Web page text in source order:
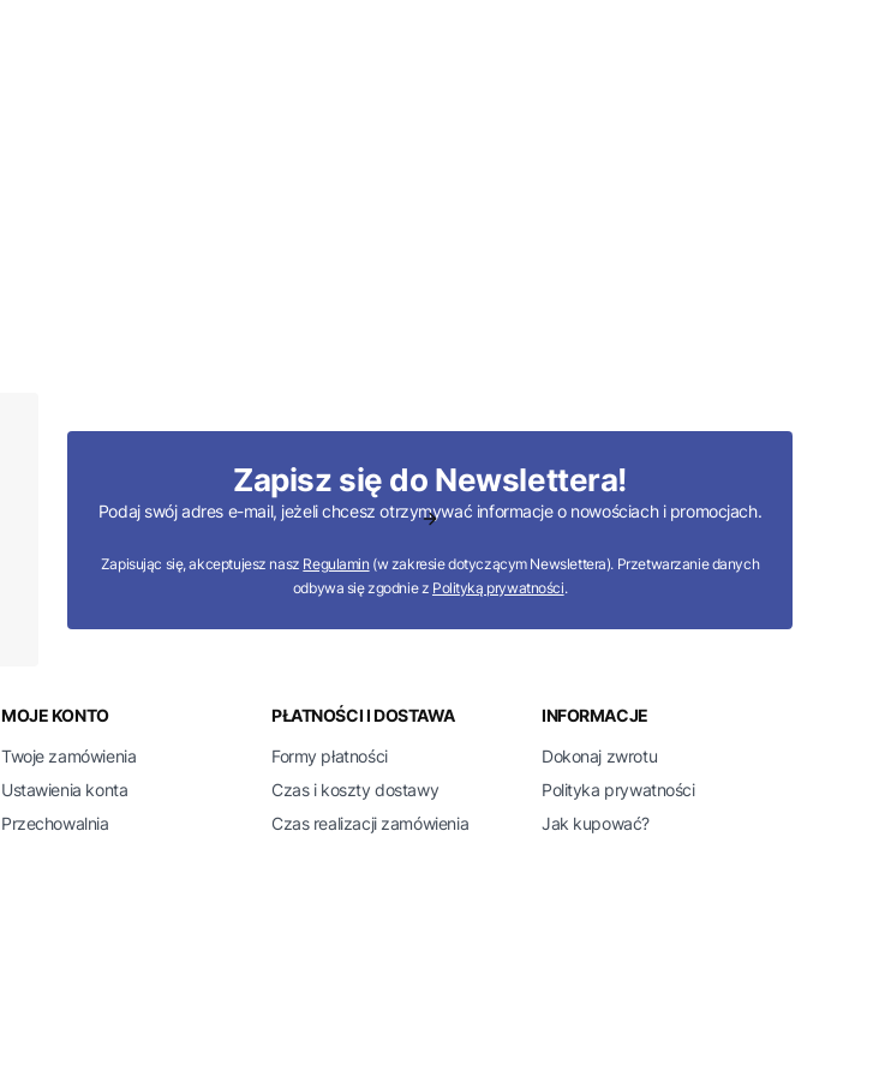
Zapisz się do Newslettera!
Podaj swój adres e-mail, jeżeli chcesz otrzymywać informacje o nowościach i promocjach.
Zapisując się, akceptujesz nasz Regulamin (w zakresie dotyczącym Newslettera). Przetwarzanie danych
odbywa się zgodnie z Polityką prywatności.
MOJE KONTO
Twoje zamówienia
Ustawienia konta
Przechowalnia
PŁATNOŚCI I DOSTAWA
Formy płatności
Czas i koszty dostawy
Czas realizacji zamówienia
INFORMACJE
Dokonaj zwrotu
Polityka prywatności
Jak kupować?